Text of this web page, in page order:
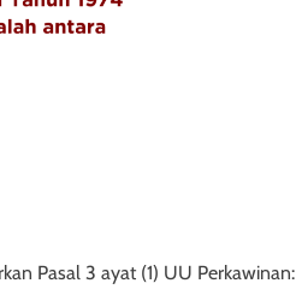
Pasal 3 ayat (1) UU Perkawinan: